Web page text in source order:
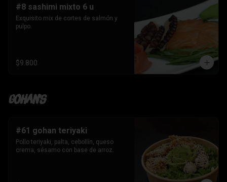
#8 sashimi mixto 6 u
Exquisito mix de cortes de salmón y
pulpo.
$9.800
Gohan's
#61 gohan teriyaki
Pollo teriyaki, palta, cebollín, queso
crema, sésamo con base de arroz.